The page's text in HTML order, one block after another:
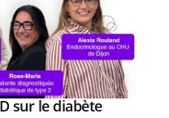
sur le diabèteYoutube